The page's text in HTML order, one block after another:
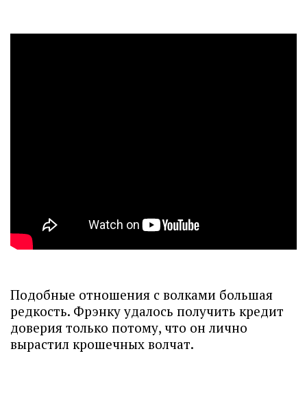
Подобные отношения с волками большая
редкость. Фрэнку удалось получить кредит
доверия только потому, что он лично
вырастил крошечных волчат.